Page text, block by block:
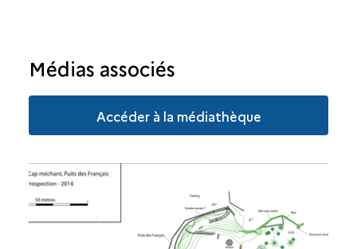
Médias associés
Accéder à la médiathèque